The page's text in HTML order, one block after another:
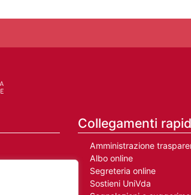
Collegamenti
Amministrazione
Albo online
Segreteria online
Sostieni UniVda